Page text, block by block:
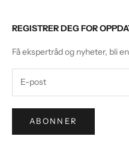
REGISTRER DEG FOR
Få ekspertråd og nyheter, bli
ABONNER